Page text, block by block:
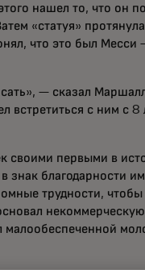
нашел то, что он
«статуя»
что это был Месси
— сказал
встретиться с ним с 8
своими первыми в
благодарности
трудности, чтобы
некоммерческую
малообеспеченной